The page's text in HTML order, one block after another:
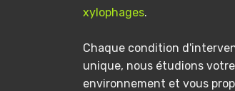
xylophages.
Chaque condition
unique, nous étudions votre
environnement et vous